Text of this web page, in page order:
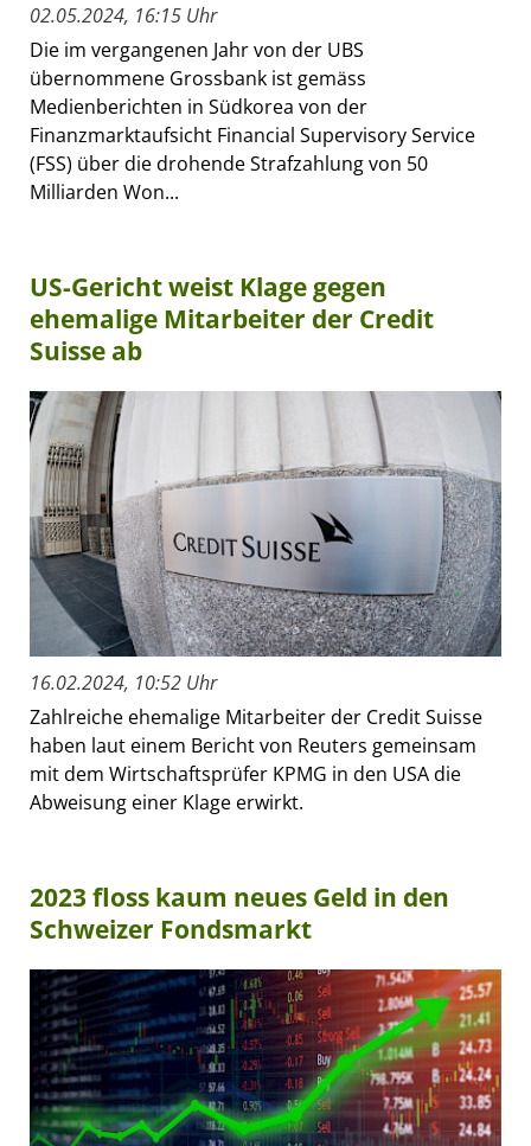
02.05.2024, 16:15 Uhr
Die im vergangenen Jahr von der UBS
übernommene Grossbank ist gemäss
Medienberichten in Südkorea von der
Finanzmarktaufsicht Financial Supervisory Service
(FSS) über die drohende Strafzahlung von 50
Milliarden Won...
US-Gericht weist Klage gegen
ehemalige Mitarbeiter der Credit
Suisse ab
16.02.2024, 10:52 Uhr
Zahlreiche ehemalige Mitarbeiter der Credit Suisse
haben laut einem Bericht von Reuters gemeinsam
mit dem Wirtschaftsprüfer KPMG in den USA die
Abweisung einer Klage erwirkt.
2023 floss kaum neues Geld in den
Schweizer Fondsmarkt